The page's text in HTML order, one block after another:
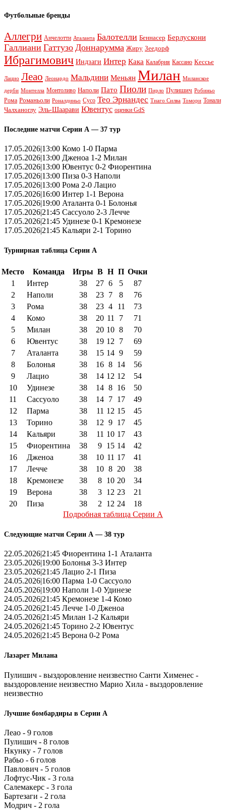
Футбольные бренды
Аллегри Анчелотти Аталанта Балотелли Беннасер Берлускони
Галлиани Гаттузо Доннарумма Жиру Зеедорф
Ибрагимович Индзаги Интер Кака Калабрия Кассано Кессье
Лацио Леао Леонардо Мальдини Меньян Милан Миланское
дерби Монтелла Монтоливо Наполи Пато Пиоли Пирло Пулишич Робиньо
Рома Романьоли Роналдиньо Сусо Тео Эрнандес Тиаго Силва Томори Тонали
Чалханоглу Эль-Шаарави Ювентус оценки GdS
Последние матчи Серии А — 37 тур
17.05.2026|13:00 Комо 1-0 Парма
17.05.2026|13:00 Дженоа 1-2 Милан
17.05.2026|13:00 Ювентус 0-2 Фиорентина
17.05.2026|13:00 Пиза 0-3 Наполи
17.05.2026|13:00 Рома 2-0 Лацио
17.05.2026|16:00 Интер 1-1 Верона
17.05.2026|19:00 Аталанта 0-1 Болонья
17.05.2026|21:45 Сассуоло 2-3 Лечче
17.05.2026|21:45 Удинезе 0-1 Кремонезе
17.05.2026|21:45 Кальяри 2-1 Торино
Турнирная таблица Серии А
Место Команда Игры В Н П Очки
1
Интер 38 27 6 5
87
2
Наполи 38 23 7 8
76
3
Рома 38 23 4 11
73
4
Комо 38 20 11 7
71
5
Милан 38 20 10 8
70
6
Ювентус 38 19 12 7
69
7
Аталанта 38 15 14 9
59
8
Болонья 38 16 8 14
56
9
Лацио 38 14 12 12
54
10
Удинезе 38 14 8 16
50
11
Сассуоло 38 14 7 17
49
12
Парма 38 11 12 15
45
13
Торино 38 12 9 17
45
14
Кальяри 38 11 10 17
43
15
Фиорентина 38 9 15 14
42
16
Дженоа 38 10 11 17
41
17
Лечче 38 10 8 20
38
18
Кремонезе 38 8 10 20
34
19
Верона 38 3 12 23
21
20
Пиза 38 2 12 24
18
Подробная таблица Серии А
Следующие матчи Серии А — 38 тур
22.05.2026|21:45 Фиорентина 1-1 Аталанта
23.05.2026|19:00 Болонья 3-3 Интер
23.05.2026|21:45 Лацио 2-1 Пиза
24.05.2026|16:00 Парма 1-0 Сассуоло
24.05.2026|19:00 Наполи 1-0 Удинезе
24.05.2026|21:45 Кремонезе 1-4 Комо
24.05.2026|21:45 Лечче 1-0 Дженоа
24.05.2026|21:45 Милан 1-2 Кальяри
24.05.2026|21:45 Торино 2-2 Ювентус
24.05.2026|21:45 Верона 0-2 Рома
Лазарет Милана
Пулишич - выздоровление неизвестно Санти Хименес -
выздоровление неизвестно Марио Хила - выздоровление
неизвестно
Лучшие бомбардиры в Серии А
Леао - 9 голов
Пулишич - 8 голов
Нкунку - 7 голов
Рабьо - 6 голов
Павлович - 5 голов
Лофтус-Чик - 3 гола
Салемакерс - 3 гола
Бартезаги - 2 гола
Модрич - 2 гола